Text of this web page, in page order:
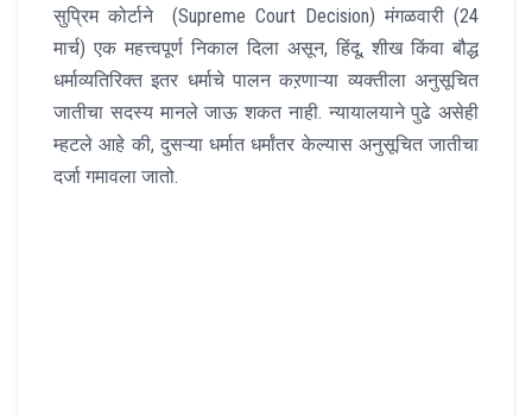
सुप्रिम कोर्टाने (Supreme Court Decision) मंगळवारी (24
मार्च) एक महत्त्वपूर्ण निकाल दिला असून, हिंदू, शीख किंवा बौद्ध
धर्माव्यतिरिक्त इतर धर्माचे पालन कऱणाऱ्या व्यक्तीला अनुसूचित
जातीचा सदस्य मानले जाऊ शकत नाही. न्यायालयाने पुढे असेही
म्हटले आहे की, दुसऱ्या धर्मात धर्मांतर केल्यास अनुसूचित जातीचा
दर्जा गमावला जातो.